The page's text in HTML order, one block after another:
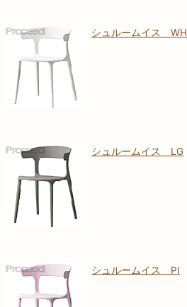
シュルームイス WH
シュルームイス LG
シュルームイス PI